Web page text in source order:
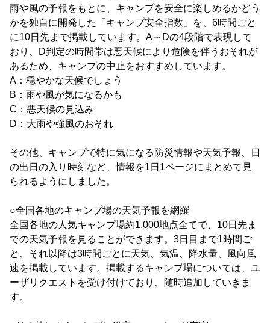
雨や風の予報をもとに、キャンプを安全に楽しめるかどう
かを独自に開発した「キャンプ安全指数」を、6時間ごと
に10日先まで掲載しています。A～Dの4段階で表現して
おり、D判定の時間帯は悪天候により危険を伴うおそれが
あるため、キャンプの中止をおすすめしています。
A：穏やかな天候でしょう
B：雨や風が気になるかも
C：悪天候の見込み
D：大雨や強風のおそれ
その他、キャンプで特に気になる防災情報や天気予報、日
の出日の入り時刻など、情報を1日1ページにまとめて見
られるようにしました。
○全国各地のキャンプ場の天気予報を網羅
全国各地の人気キャンプ場約1,000地点全てで、10日先ま
での天気予報を見ることができます。3日目まで1時間ご
と、それ以降は3時間ごとに天気、気温、降水量、風向風
速を掲載しています。掲載するキャンプ場については、ユ
ーザリクエストを受け付けており、随時追加していきま
す。